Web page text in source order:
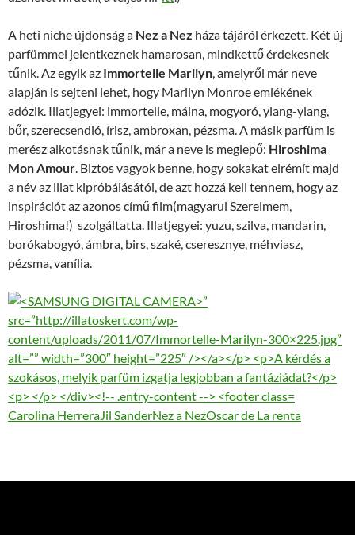
A heti niche újdonság a Nez a Nez háza tájáról érkezett. Két új
parfümmel jelentkeznek hamarosan, mindkettő érdekesnek
tűnik. Az egyik az Immortelle Marilyn, amelyről már neve
alapján is sejteni lehet, hogy Marilyn Monroe emlékének
adózik. Illatjegyei: immortelle, málna, mogyoró, ylang-ylang,
bőr, szerecsendió, írisz, ambroxan, pézsma. A másik parfüm is
merész alkotásnak tűnik, már a neve is meglepő: Hiroshima
Mon Amour. Biztos vagyok benne, hogy sokakat elrémít majd
a név az illat kipróbálásától, de azt hozzá kell tennem, hogy az
inspirációt az azonos című film(magyarul Szerelmem,
Hiroshima!) szolgáltatta. Illatjegyei: yuzu, szilva, mandarin,
borókabogyó, ámbra, birs, szaké, cseresznye, méhviasz,
pézsma, vanília.
Carolina HerreraJil SanderNez a NezOscar de La renta